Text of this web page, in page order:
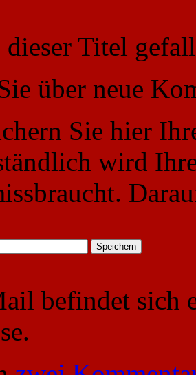
dieser Titel
über neue
Sie hier
wird
befindet sich